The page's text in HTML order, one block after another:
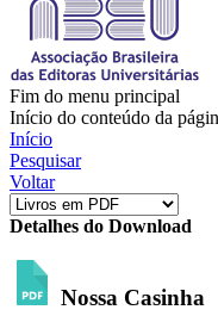
Fim do menu principal
Início do conteúdo da
Início
Pesquisar
Voltar
Detalhes do Download
Nossa Casinha